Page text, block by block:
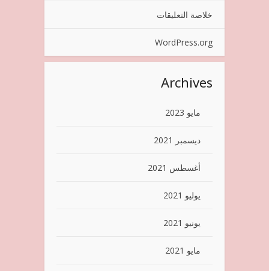
خلاصة التعليقات
WordPress.org
Archives
مايو 2023
ديسمبر 2021
أغسطس 2021
يوليو 2021
يونيو 2021
مايو 2021